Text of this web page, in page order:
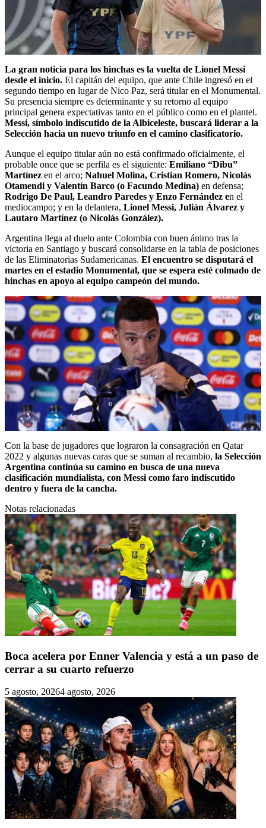
La gran noticia para los hinchas es la vuelta de Lionel Messi
desde el inicio. El capitán del equipo, que ante Chile ingresó en el
segundo tiempo en lugar de Nico Paz, será titular en el Monumental.
Su presencia siempre es determinante y su retorno al equipo
principal genera expectativas tanto en el público como en el plantel.
Messi, símbolo indiscutido de la Albiceleste, buscará liderar a la
Selección hacia un nuevo triunfo en el camino clasificatorio.
Aunque el equipo titular aún no está confirmado oficialmente, el
probable once que se perfila es el siguiente: Emiliano “Dibu”
Martínez en el arco; Nahuel Molina, Cristian Romero, Nicolás
Otamendi y Valentín Barco (o Facundo Medina) en defensa;
Rodrigo De Paul, Leandro Paredes y Enzo Fernández en el
mediocampo; y en la delantera, Lionel Messi, Julián Álvarez y
Lautaro Martínez (o Nicolás González).
Argentina llega al duelo ante Colombia con buen ánimo tras la
victoria en Santiago y buscará consolidarse en la tabla de posiciones
de las Eliminatorias Sudamericanas. El encuentro se disputará el
martes en el estadio Monumental, que se espera esté colmado de
hinchas en apoyo al equipo campeón del mundo.
Con la base de jugadores que lograron la consagración en Qatar
2022 y algunas nuevas caras que se suman al recambio, la Selección
Argentina continúa su camino en busca de una nueva
clasificación mundialista, con Messi como faro indiscutido
dentro y fuera de la cancha.
Notas relacionadas
Boca acelera por Enner Valencia y está a un paso de
cerrar a su cuarto refuerzo
5 agosto, 20264 agosto, 2026